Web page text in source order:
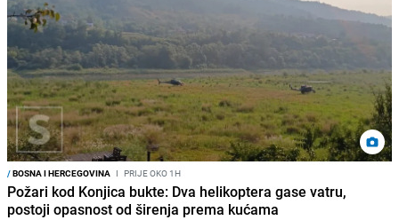
/BOSNA I HERCEGOVINA I PRIJE OKO 1H
Požari kod Konjica bukte: Dva helikoptera gase vatru,
postoji opasnost od širenja prema kućama